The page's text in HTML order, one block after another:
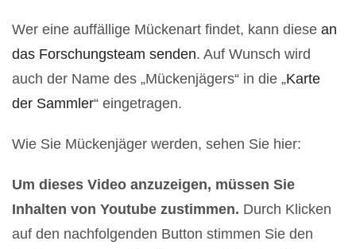
Wer eine auffällige Mückenart findet, kann diese an
das Forschungsteam senden. Auf Wunsch wird
auch der Name des „Mückenjägers“ in die „Karte
der Sammler“ eingetragen.
Wie Sie Mückenjäger werden, sehen Sie hier:
Um dieses Video anzuzeigen, müssen Sie
Inhalten von Youtube zustimmen. Durch Klicken
auf den nachfolgenden Button stimmen Sie den